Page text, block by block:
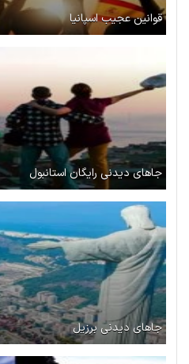
قوانین عجیب اسپانیا
جاهای دیدنی رایگان استانبول
جاهای دیدنی برزیل